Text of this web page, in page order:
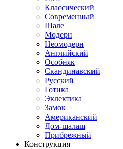
Классический
Современный
Шале
Модерн
Неомодерн
Английский
Особняк
Скандинавский
Русский
Готика
Эклектика
Замок
Американский
Дом-шалаш
Прибрежный
Конструкция